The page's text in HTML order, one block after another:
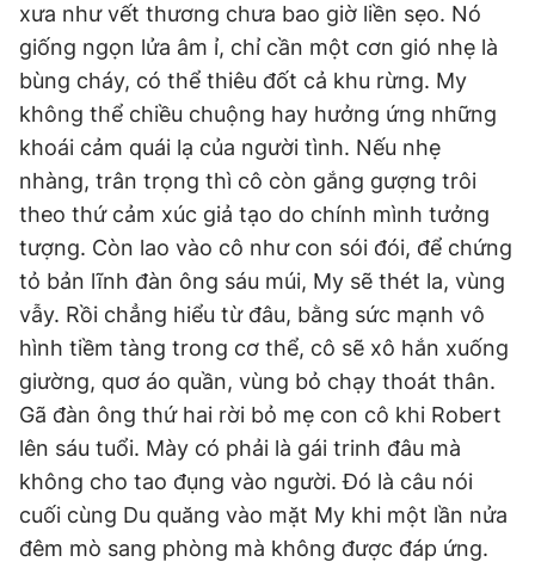
xưa như vết thương chưa bao giờ liền sẹo. Nó
giống ngọn lửa âm ỉ, chỉ cần một cơn gió nhẹ là
bùng cháy, có thể thiêu đốt cả khu rừng. My
không thể chiều chuộng hay hưởng ứng những
khoái cảm quái lạ của người tình. Nếu nhẹ
nhàng, trân trọng thì cô còn gắng gượng trôi
theo thứ cảm xúc giả tạo do chính mình tưởng
tượng. Còn lao vào cô như con sói đói, để chứng
tỏ bản lĩnh đàn ông sáu múi, My sẽ thét la, vùng
vẫy. Rồi chẳng hiểu từ đâu, bằng sức mạnh vô
hình tiềm tàng trong cơ thể, cô sẽ xô hắn xuống
giường, quơ áo quần, vùng bỏ chạy thoát thân.
Gã đàn ông thứ hai rời bỏ mẹ con cô khi Robert
lên sáu tuổi. Mày có phải là gái trinh đâu mà
không cho tao đụng vào người. Đó là câu nói
cuối cùng Du quăng vào mặt My khi một lần nửa
đêm mò sang phòng mà không được đáp ứng.